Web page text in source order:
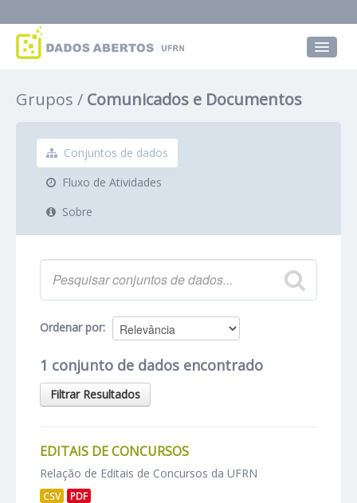
Grupos
Sobre
Grupos Comunicados e Documentos
Conjuntos de dados
Fluxo de Atividades
Sobre
Ordenar por
1 conjunto de dados encontrado
Filtrar Resultados
EDITAIS DE CONCURSOS
Relação de Editais de Concursos da UFRN
CSV PDF